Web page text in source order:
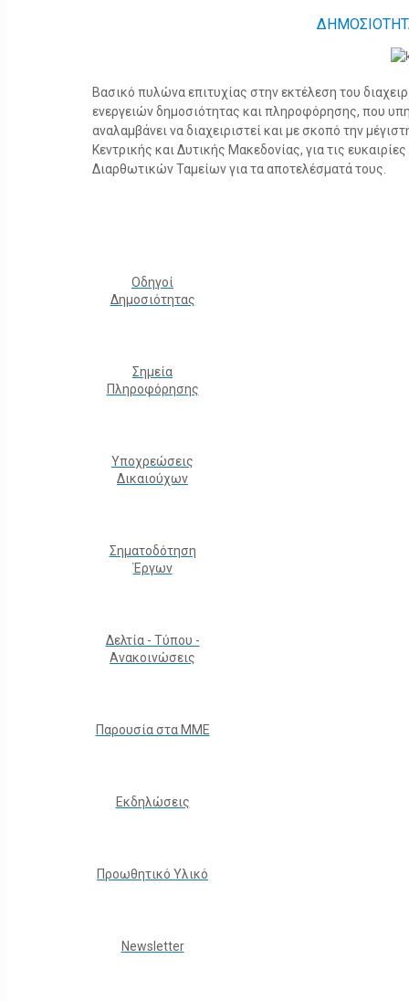
Βασικό πυλώνα επιτυχίας στην εκτέλεση του
ενεργειών δημοσιότητας και πληροφόρησης, που
αναλαμβάνει να διαχειριστεί και με σκοπό την
Κεντρικής και Δυτικής Μακεδονίας, για τις
Διαρθωτικών Ταμείων για τα αποτελέσματά τους.
Οδηγοί
Δημοσιότητας
Σημεία
Πληροφόρησης
Υποχρεώσεις
Δικαιούχων
Σηματοδότηση
Έργων
Δελτία - Τύπου -
Ανακοινώσεις
Παρουσία στα ΜΜΕ
Εκδηλώσεις
Προωθητικό Υλικό
Νewsletter